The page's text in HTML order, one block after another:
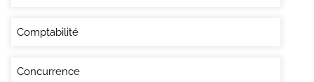
Comptabilité
Concurrence